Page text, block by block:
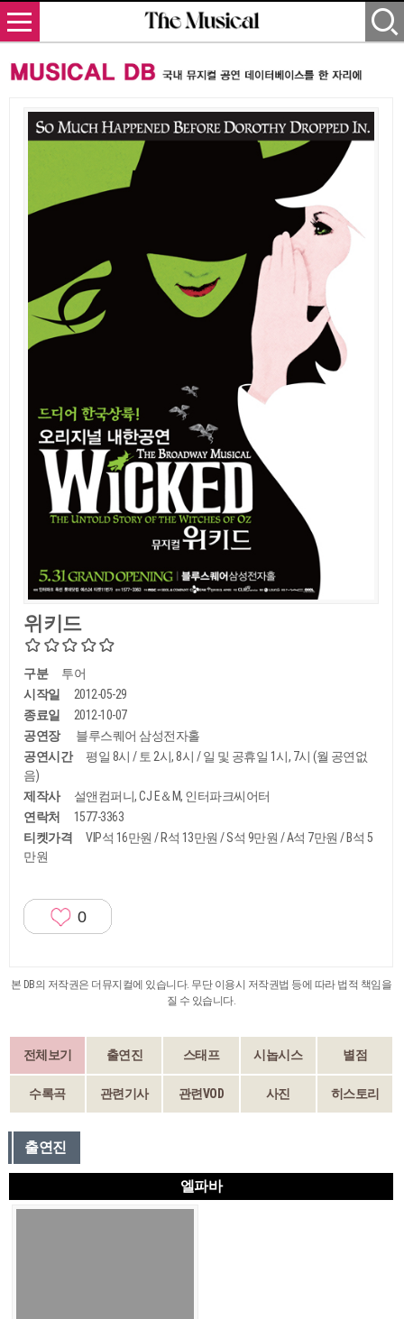
위키드
구분
투어
시작일
2012-05-29
종료일
2012-10-07
공연장
블루스퀘어 삼성전자홀
공연시간
평일 8시 / 토 2시, 8시 / 일 및 공휴일 1시, 7시 (월 공연없
음)
제작사
설앤컴퍼니, CJ E＆M, 인터파크씨어터
연락처
1577-3363
티켓가격
VIP석 16만원 / R석 13만원 / S석 9만원 / A석 7만원 / B석 5
만원
0
본 DB의 저작권은 더뮤지컬에 있습니다. 무단 이용시 저작권법 등에 따라 법적 책임을
질 수 있습니다.
전체보기 출연진 스태프 시놉시스 별점
수록곡 관련기사 관련VOD 사진 히스토리
출연진
엘파바